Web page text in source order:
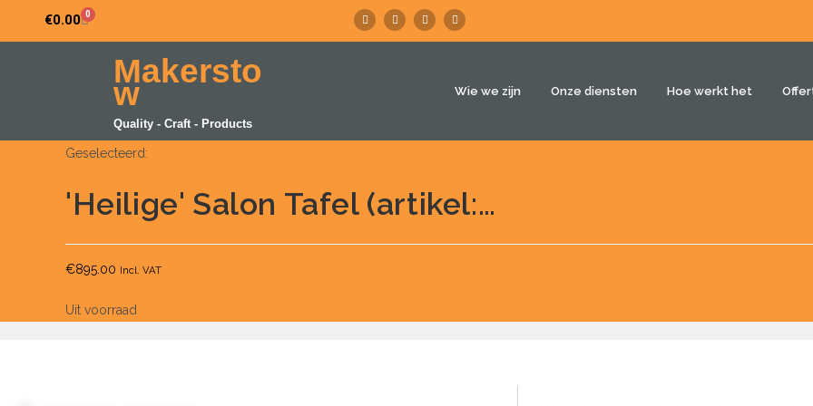
€0.00 0
Makersto
w
Quality - Craft - Products
Wie we zijn Onze diensten Hoe werkt het
Geselecteerd:
'Heilige' Salon Tafel (artikel:…
€895.00 Incl. VAT
Uit voorraad